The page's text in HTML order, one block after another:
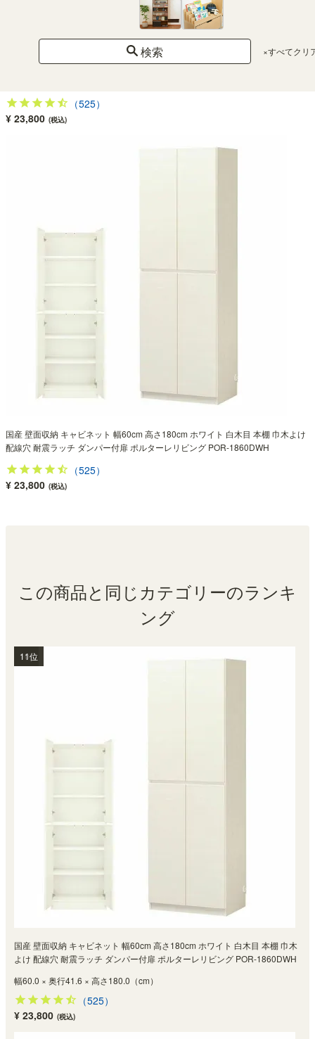
検索 ×すべてクリ
国産 壁面収納 キャビネット 幅60cm 高さ180cm ダークブラウン 本棚 巾木よけ
（525）
¥ 23,800 (税込)
国産 壁面収納 キャビネット 幅60cm 高さ180cm ホワイト 白木目 本棚 巾木よけ
配線穴 耐震ラッチ ダンパー付扉 ポルターレリビング POR-1860DWH
（525）
¥ 23,800 (税込)
この商品と同じカテゴリーのランキ
ング
国産 壁面収納 キャビネット 幅60cm 高さ180cm ホワイト 白木目 本棚 巾木
よけ 配線穴 耐震ラッチ ダンパー付扉 ポルターレリビング POR-1860DWH
1位
幅60.0 × 奥行41.6 × 高さ180.0（cm）
（525）
¥ 23,800 (税込)
2位
3位
4位
5位
6位
7位
9位
10位
11位